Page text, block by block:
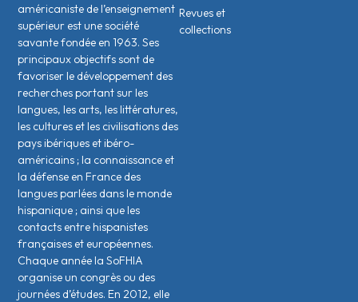
Revues et
collections
américaniste de l’enseignement
supérieur est une société
savante fondée en 1963. Ses
principaux objectifs sont de
favoriser le développement des
recherches portant sur les
langues, les arts, les littératures,
les cultures et les civilisations des
pays ibériques et ibéro-
américains ; la connaissance et
la défense en France des
langues parlées dans le monde
hispanique ; ainsi que les
contacts entre hispanistes
français·es et européen·nes.
Chaque année la SoFHIA
organise un congrès ou des
journées d’études. En 2012, elle